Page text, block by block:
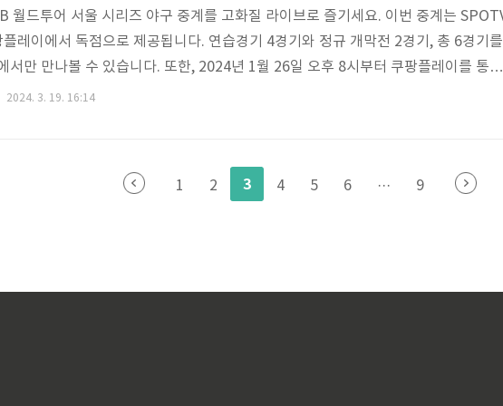
월드투어 서울 시리즈 야구 중계를 고화질 라이브로 즐기세요. 이번 중계는
플레이에서 독점으로 제공됩니다. 연습경기 4경기와 정규 개막전 2경기, 총 6경기를
서만 만나볼 수 있습니다. 또한, 2024년 1월 26일 오후 8시부터 쿠팡플레이를 통해
시작됩니다. 회원이 아니셔도 30일 동안 무료로 이용 가능하니 참고해주세요! 이
니다. TV 시청이 어려운 팬들은 쿠팡플레이를 통해 생생한 경기를 만끽할 수 있습니
2024. 3. 19. 16:14
1 2 3 4 5 6 ··· 9